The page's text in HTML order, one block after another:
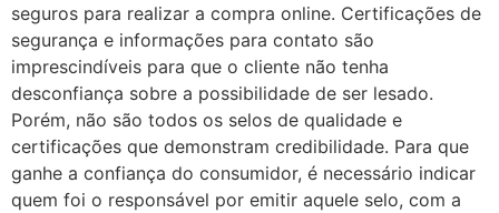
seguros para realizar a compra online. Certificações de
segurança e informações para contato são
imprescindíveis para que o cliente não tenha
desconfiança sobre a possibilidade de ser lesado.
Porém, não são todos os selos de qualidade e
certificações que demonstram credibilidade. Para que
ganhe a confiança do consumidor, é necessário indicar
quem foi o responsável por emitir aquele selo, com a